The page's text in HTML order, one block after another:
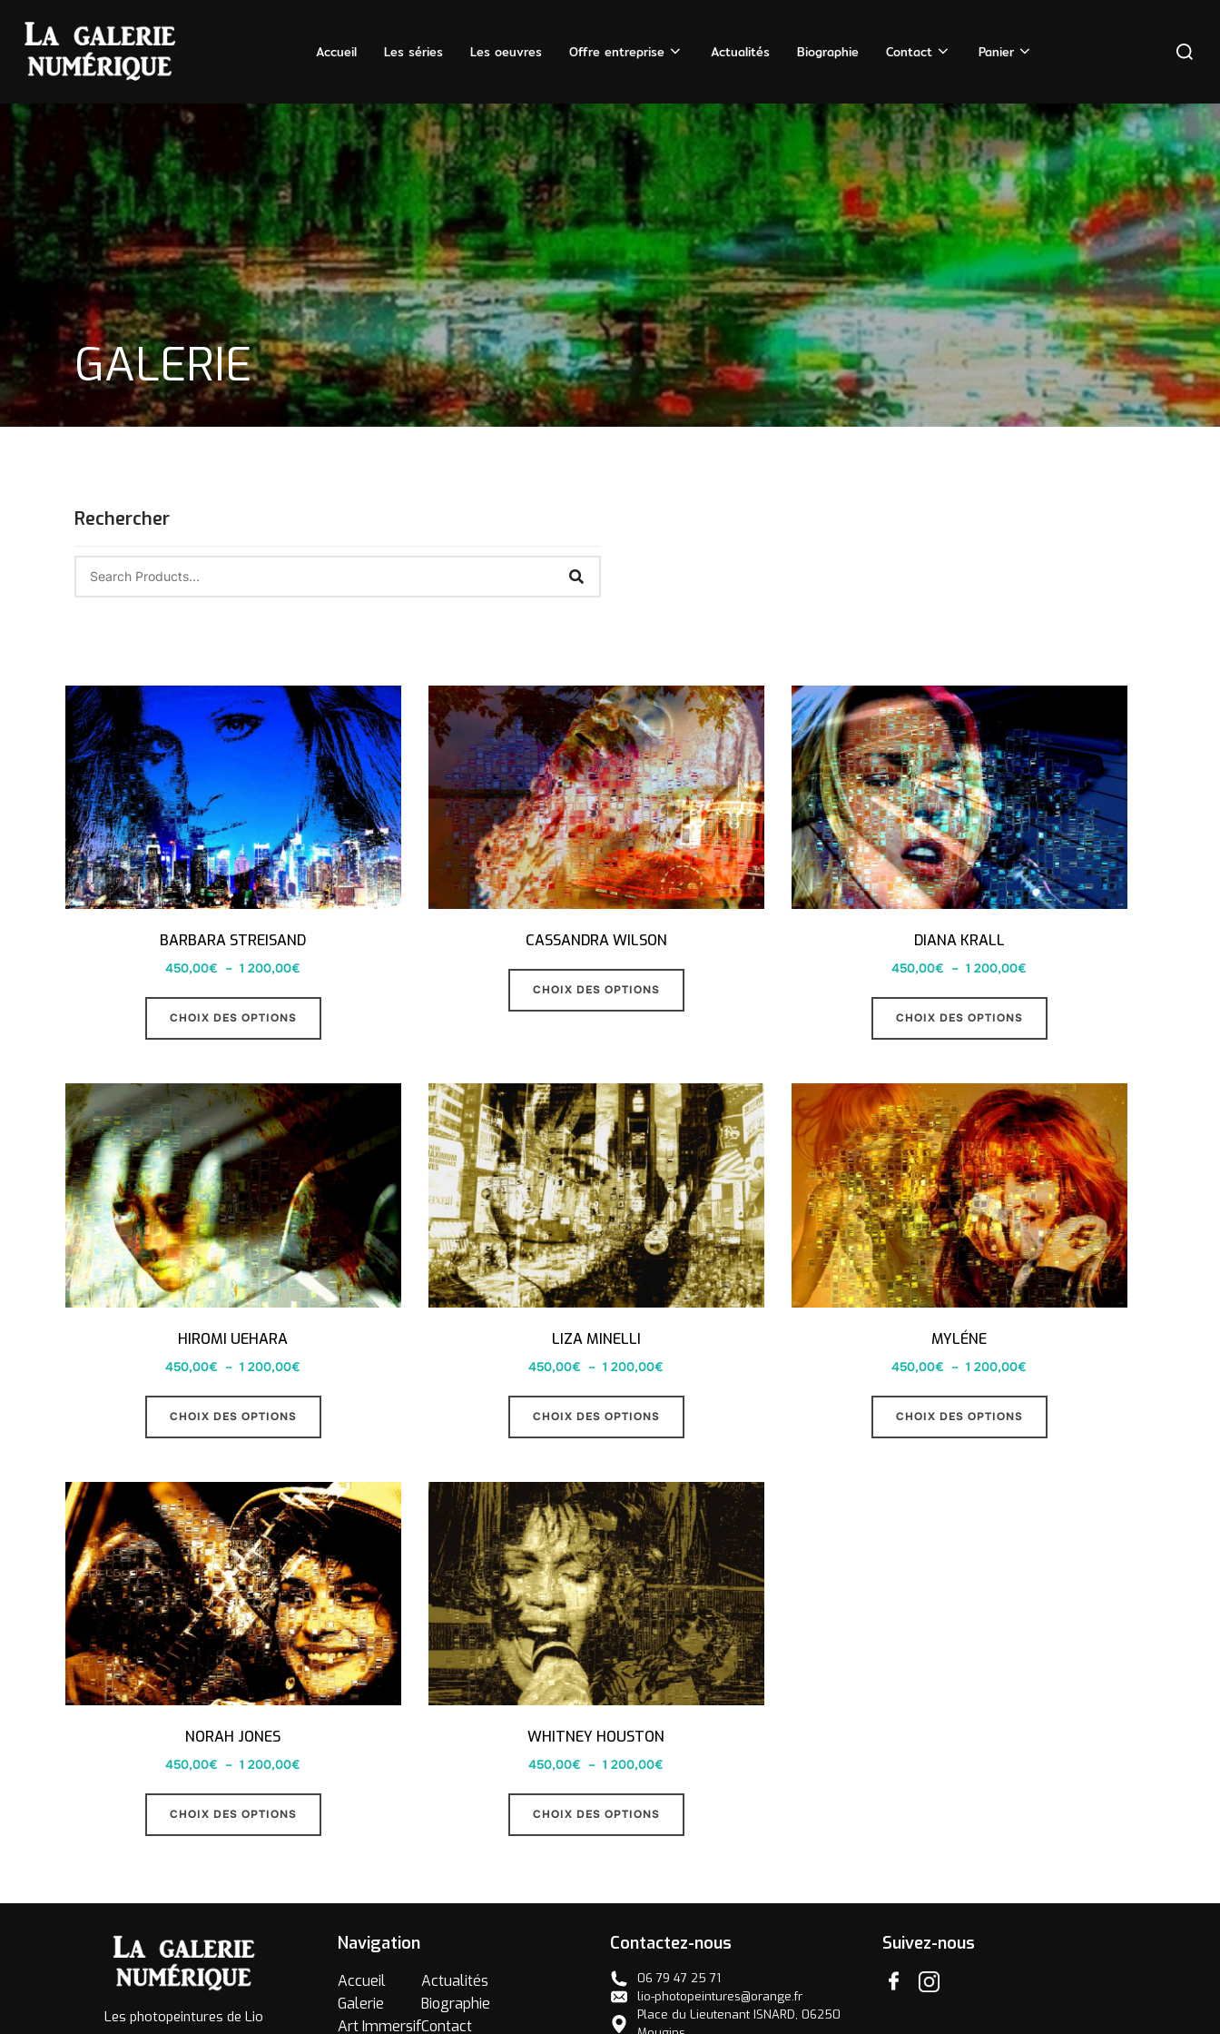
Accueil Les séries Les oeuvres Offre entreprise Actualités Biographie Contact Panier
GALERIE
Rechercher
BARBARA STREISAND
450,00€ – 1 200,00€
CHOIX DES OPTIONS
CASSANDRA WILSON
CHOIX DES OPTIONS
DIANA KRALL
450,00€ – 1 200,00€
CHOIX DES OPTIONS
HIROMI UEHARA
450,00€ – 1 200,00€
CHOIX DES OPTIONS
LIZA MINELLI
450,00€ – 1 200,00€
CHOIX DES OPTIONS
MYLÉNE
450,00€ – 1 200,00€
CHOIX DES OPTIONS
NORAH JONES
450,00€ – 1 200,00€
CHOIX DES OPTIONS
WHITNEY HOUSTON
450,00€ – 1 200,00€
CHOIX DES OPTIONS
Les photopeintures de Lio
Navigation
Accueil
Galerie
Art Immersif
Actualités
Biographie
Contact
Contactez-nous
06 79 47 25 71
lio-photopeintures@orange.fr
Place du Lieutenant ISNARD, 06250
Suivez-nous